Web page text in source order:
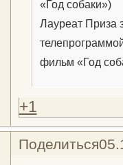
«Год собаки»)
Лауреат Приза
фильм «Год
+1
Поделиться